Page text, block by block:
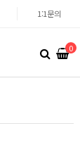
1:1문의
0